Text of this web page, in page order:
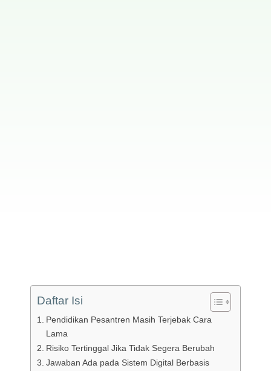
Daftar Isi
Pendidikan Pesantren Masih Terjebak Cara
Lama
Risiko Tertinggal Jika Tidak Segera Berubah
Jawaban Ada pada Sistem Digital Berbasis